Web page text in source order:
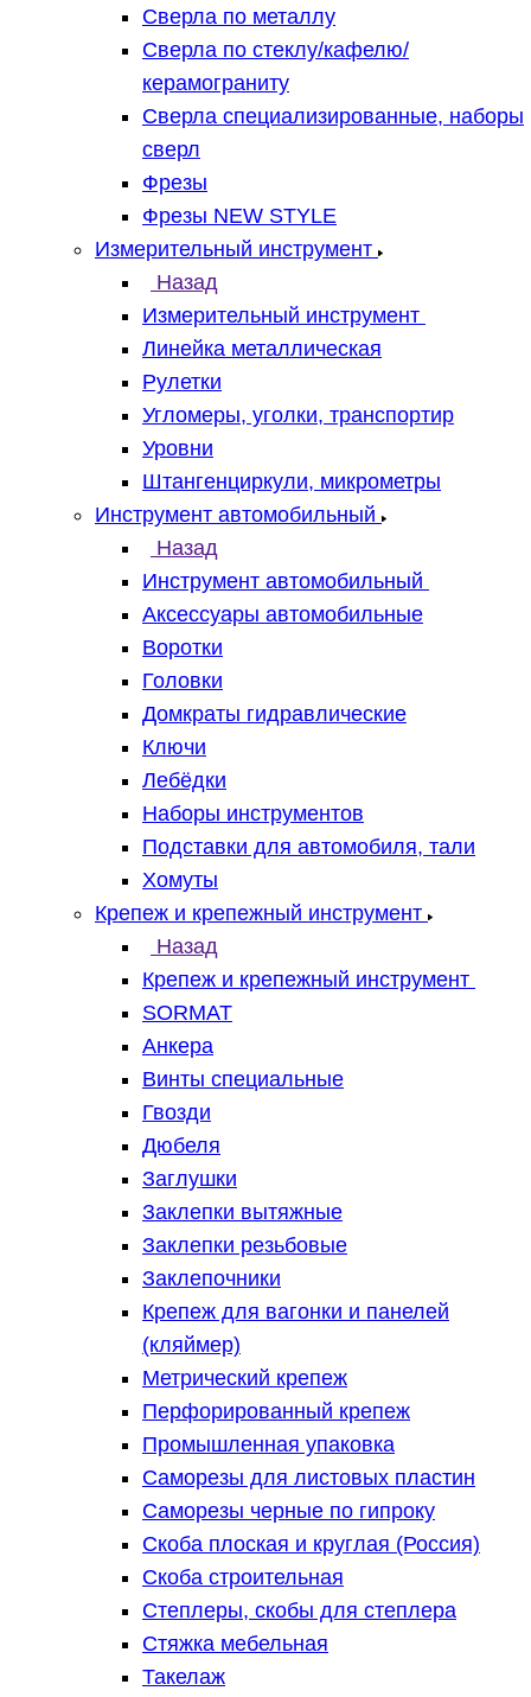
Сверла по металлу
Сверла по стеклу/кафелю/
керамограниту
Сверла специализированные, наборы
сверл
Фрезы
Фрезы NEW STYLE
Измерительный инструмент
Назад
Измерительный инструмент
Линейка металлическая
Рулетки
Угломеры, уголки, транспортир
Уровни
Штангенциркули, микрометры
Инструмент автомобильный
Назад
Инструмент автомобильный
Аксессуары автомобильные
Воротки
Головки
Домкраты гидравлические
Ключи
Лебёдки
Наборы инструментов
Подставки для автомобиля, тали
Хомуты
Крепеж и крепежный инструмент
Назад
Крепеж и крепежный инструмент
SORMAT
Анкера
Винты специальные
Гвозди
Дюбеля
Заглушки
Заклепки вытяжные
Заклепки резьбовые
Заклепочники
Крепеж для вагонки и панелей
(кляймер)
Метрический крепеж
Перфорированный крепеж
Промышленная упаковка
Саморезы для листовых пластин
Саморезы черные по гипроку
Скоба плоская и круглая (Россия)
Скоба строительная
Степлеры, скобы для степлера
Стяжка мебельная
Такелаж